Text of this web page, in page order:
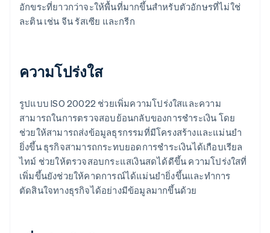
อักขระที่ยาวกว่าจะให้พื้นที่มากขึ้นสําหรับตัวอักษรที่ไม่ใช่
ละติน เช่น จีน รัสเซีย และกรีก
ความโปร่งใส
รูปแบบ ISO 20022 ช่วยเพิ่มความโปร่งใสและความ
สามารถในการตรวจสอบย้อนกลับของการชําระเงิน โดย
ช่วยให้สามารถส่งข้อมูลธุรกรรมที่มีโครงสร้างและแม่นยํา
ยิ่งขึ้น ธุรกิจสามารถกระทบยอดการชําระเงินได้เกือบเรียล
ไทม์ ช่วยให้ตรวจสอบกระแสเงินสดได้ดีขึ้น ความโปร่งใสที่
เพิ่มขึ้นยังช่วยให้คาดการณ์ได้แม่นยํายิ่งขึ้นและทําการ
ตัดสินใจทางธุรกิจได้อย่างมีข้อมูลมากขึ้นด้วย